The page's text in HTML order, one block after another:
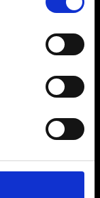
a tutte le tue